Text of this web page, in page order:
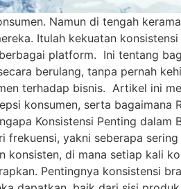
Namun di tengah
Itulah kekuatan konsistensi
platform. Ini tentang
berulang, tanpa pernah
terhadap bisnis. Artikel ini
konsumen, serta bagaimana
Konsistensi Penting dalam
yakni seberapa sering
konsisten, di mana setiap kali
Pentingnya konsistensi